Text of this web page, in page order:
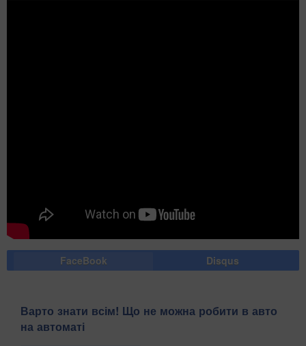
FaceBook Disqus
Варто знати всім! Що не можна робити в авто
на автоматі